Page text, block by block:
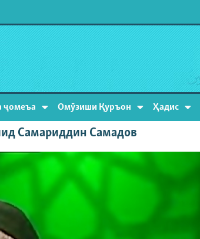
ҷомеъа Омӯзиши Қуръон Ҳадис
Самариддин Самадов